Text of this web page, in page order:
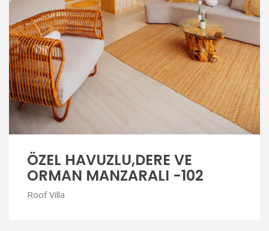
ÖZEL HAVUZLU,DERE VE
ORMAN MANZARALI -102
Roof Villa